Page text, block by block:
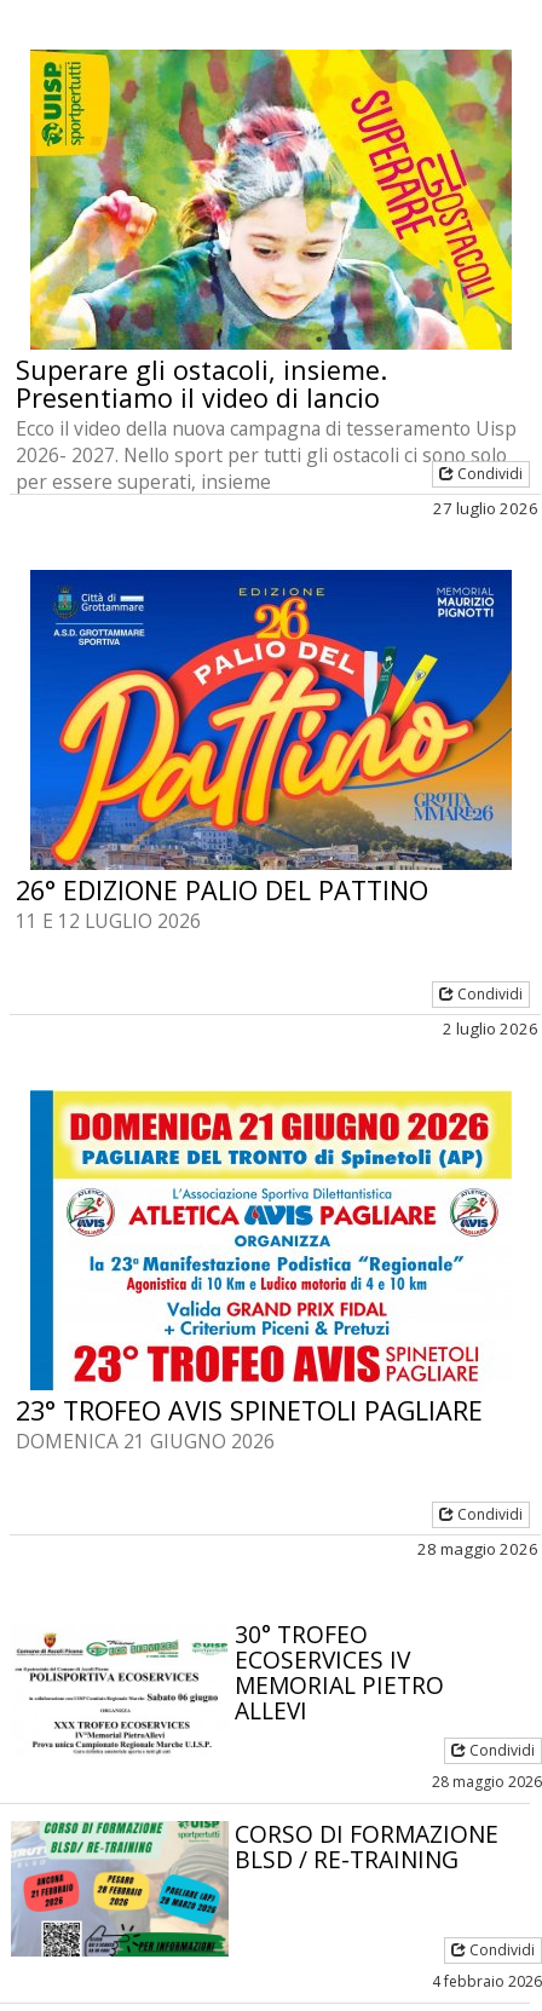
Superare gli ostacoli, insieme.
Presentiamo il video di lancio
Ecco il video della nuova campagna di tesseramento Uisp
2026- 2027. Nello sport per tutti gli ostacoli ci sono solo
per essere superati, insieme
Condividi
27 luglio 2026
26° EDIZIONE PALIO DEL PATTINO
11 E 12 LUGLIO 2026
Condividi
2 luglio 2026
23° TROFEO AVIS SPINETOLI PAGLIARE
DOMENICA 21 GIUGNO 2026
Condividi
28 maggio 2026
30° TROFEO
ECOSERVICES IV
MEMORIAL PIETRO
ALLEVI
Condividi
28 maggio 2026
CORSO DI FORMAZIONE
BLSD / RE-TRAINING
Condividi
4 febbraio 2026